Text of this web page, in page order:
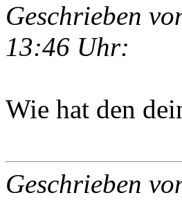
Geschrieben
13:46 Uhr:
Wie hat den
Geschrieben